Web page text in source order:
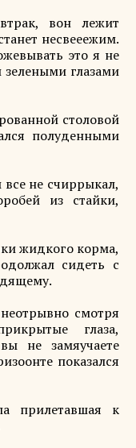
вон лежит
несвееежим.
это я не
глазами
столовой
полуденными
не счиррыкал,
из стайки,
жидкого корма,
сидеть с
смотря
глаза,
не замяучаете
показался
прилетавшая к